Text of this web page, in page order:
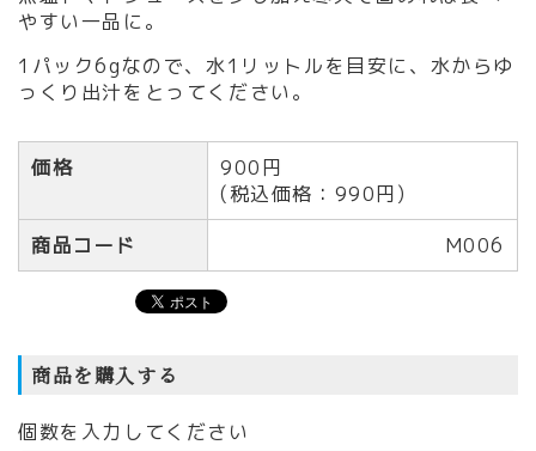
価格
900円
(税込価格：990円)
商品コード
M006
商品を購入する
個数を入力してください
やすい一品に。
1パック6gなので、水1リットルを目安に、水からゆ
っくり出汁をとってください。